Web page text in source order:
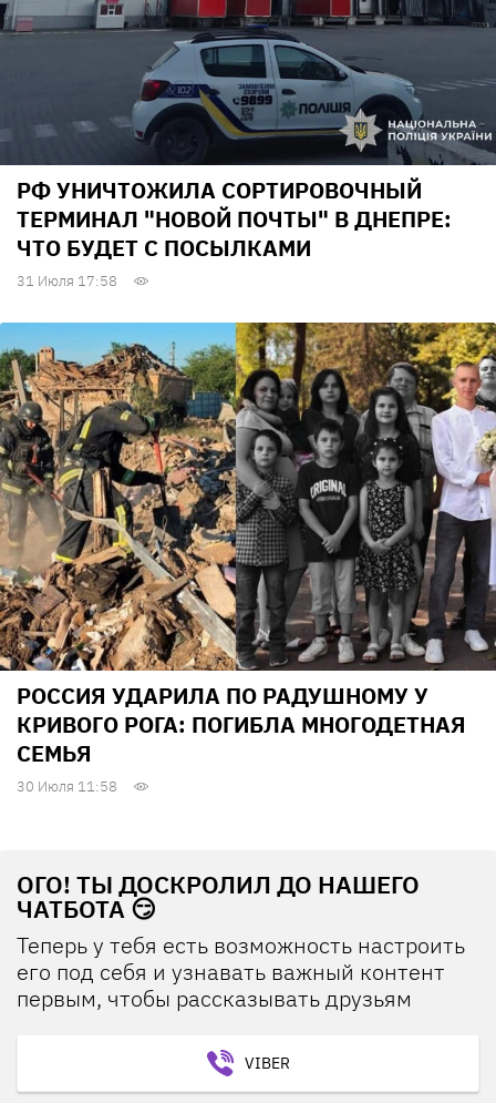
РФ УНИЧТОЖИЛА СОРТИРОВОЧНЫЙ
ТЕРМИНАЛ "НОВОЙ ПОЧТЫ" В ДНЕПРЕ:
ЧТО БУДЕТ С ПОСЫЛКАМИ
31 Июля 17:58
РОССИЯ УДАРИЛА ПО РАДУШНОМУ У
КРИВОГО РОГА: ПОГИБЛА МНОГОДЕТНАЯ
СЕМЬЯ
30 Июля 11:58
ОГО! ТЫ ДОСКРОЛИЛ ДО НАШЕГО
ЧАТБОТА 😏
Теперь у тебя есть возможность настроить
его под себя и узнавать важный контент
первым, чтобы рассказывать друзьям
VIBER